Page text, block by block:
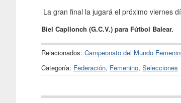
La gran final la jugará el próximo viernes
Biel Capllonch (G.C.V.) para Fútbol Balear.
Relacionados: Campeonato del Mundo
Categoría: Federación, Femenino, Selecciones